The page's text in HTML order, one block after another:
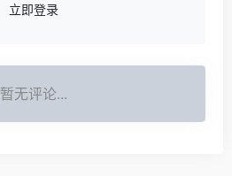
立即登录
暂无评论...